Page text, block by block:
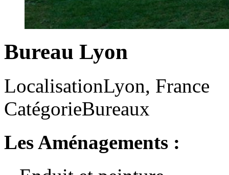
Bureau Lyon
LocalisationLyon, France
CatégorieBureaux
Les Aménagements :